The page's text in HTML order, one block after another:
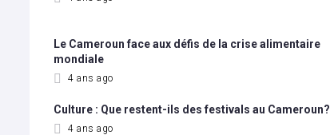
Le Cameroun face aux défis de la crise alimentaire
mondiale
4 ans ago
Culture : Que restent-ils des festivals au Cameroun?
4 ans ago